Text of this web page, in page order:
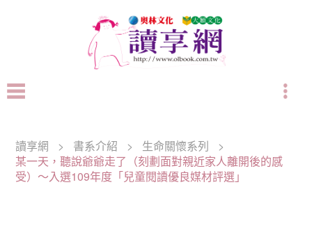
讀享網 > 書系介紹 > 生命關懷系列
>
某一天，聽說爺爺走了（刻劃面對親近家人離開後的感
受）～入選109年度「兒童閱讀優良媒材評選」